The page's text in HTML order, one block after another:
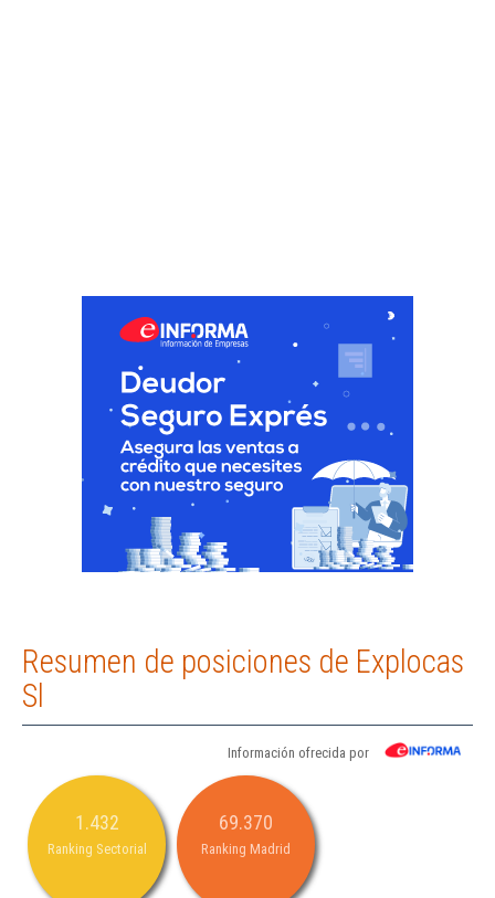
Resumen de posiciones de Explocas
Sl
Información ofrecida por
1.432
Ranking Sectorial
69.370
Ranking Madrid